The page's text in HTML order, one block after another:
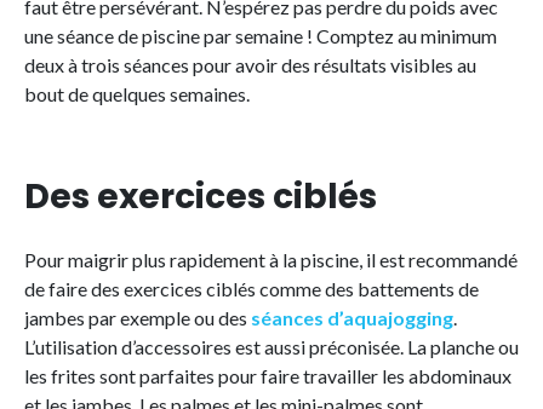
faut être persévérant. N’espérez pas perdre du poids avec
une séance de piscine par semaine ! Comptez au minimum
deux à trois séances pour avoir des résultats visibles au
bout de quelques semaines.
Des exercices ciblés
Pour maigrir plus rapidement à la piscine, il est recommandé
de faire des exercices ciblés comme des battements de
jambes par exemple ou des séances d’aquajogging.
L’utilisation d’accessoires est aussi préconisée. La planche ou
les frites sont parfaites pour faire travailler les abdominaux